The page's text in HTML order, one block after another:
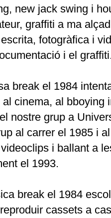
new jack swing i
graffiti a ma
fotogràfica i
i el
break el 1984
cinema, al bboying
nostre grup a
al carrer el 1985 i
i ballant a
el 1993.
break el 1984
cassets a